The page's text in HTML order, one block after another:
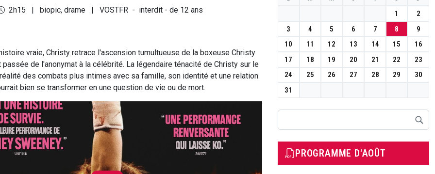
2h15 | biopic, drame | VOSTFR - interdit - de 12 ans
vraie, Christy retrace l'ascension tumultueuse de la boxeuse Christy
passée de l'anonymat à la célébrité. La légendaire ténacité de Christy sur le
des combats plus intimes avec sa famille, son identité et une relation
bien se transformer en une question de vie ou de mort.
1
2
3
4 5 6 7 8
9
10
11 12 13 14 15
16
17
18 19 20 21 22
23
24
25 26 27 28 29
30
31
PROGRAMME D'AOÛT